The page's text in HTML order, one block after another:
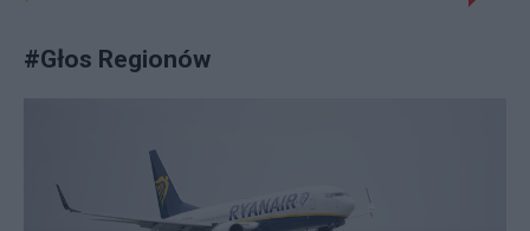
#Głos Regionów